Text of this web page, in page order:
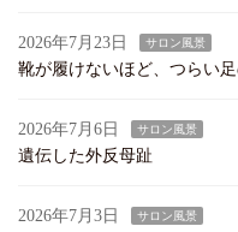
2026年7月23日 サロン風景
靴が履けないほど、つらい
2026年7月6日 サロン風景
遺伝した外反母趾
2026年7月3日 サロン風景